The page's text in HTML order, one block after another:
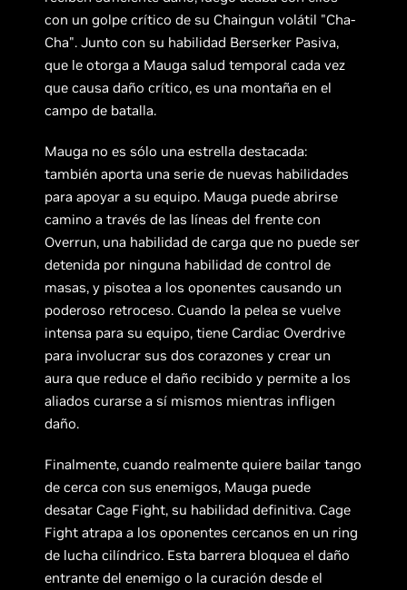
con un golpe crítico de su Chaingun volátil "Cha-
Cha". Junto con su habilidad Berserker Pasiva,
que le otorga a Mauga salud temporal cada vez
que causa daño crítico, es una montaña en el
campo de batalla.
Mauga no es sólo una estrella destacada:
también aporta una serie de nuevas habilidades
para apoyar a su equipo. Mauga puede abrirse
camino a través de las líneas del frente con
Overrun, una habilidad de carga que no puede ser
detenida por ninguna habilidad de control de
masas, y pisotea a los oponentes causando un
poderoso retroceso. Cuando la pelea se vuelve
intensa para su equipo, tiene Cardiac Overdrive
para involucrar sus dos corazones y crear un
aura que reduce el daño recibido y permite a los
aliados curarse a sí mismos mientras infligen
daño.
Finalmente, cuando realmente quiere bailar tango
de cerca con sus enemigos, Mauga puede
desatar Cage Fight, su habilidad definitiva. Cage
Fight atrapa a los oponentes cercanos en un ring
de lucha cilíndrico. Esta barrera bloquea el daño
entrante del enemigo o la curación desde el